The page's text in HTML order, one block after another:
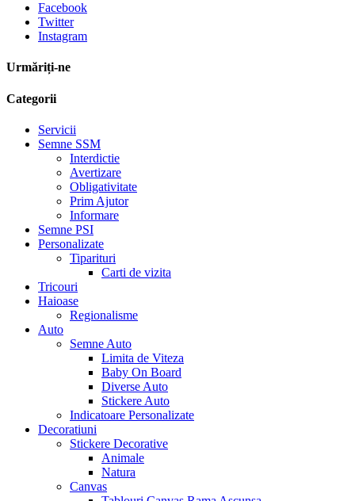
Facebook
Twitter
Instagram
Urmăriți-ne
Categorii
Servicii
Semne SSM
Interdictie
Avertizare
Obligativitate
Prim Ajutor
Informare
Semne PSI
Personalizate
Tiparituri
Carti de vizita
Tricouri
Haioase
Regionalisme
Auto
Semne Auto
Limita de Viteza
Baby On Board
Diverse Auto
Stickere Auto
Indicatoare Personalizate
Decoratiuni
Stickere Decorative
Animale
Natura
Canvas